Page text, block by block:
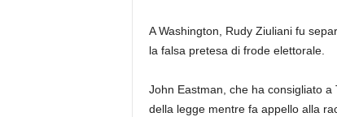
A Washington, Rudy Ziuliani fu
la falsa pretesa di frode elettorale.
John Eastman, che ha consigliato
della legge mentre fa appello alla